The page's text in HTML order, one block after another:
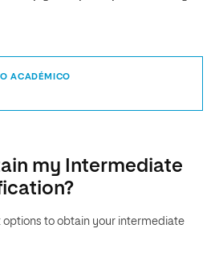
ACADÉMICO
my Intermediate
options to obtain your intermediate